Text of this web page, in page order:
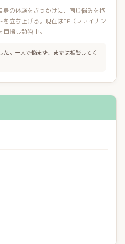
身の体験をきっかけに、同じ悩みを抱
立ち上げる。現在はFP（ファイナン
指し勉強中。
た。一人で悩まず、まずは相談してく